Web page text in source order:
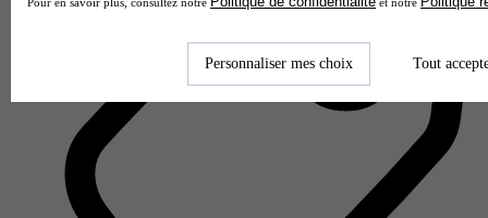
Personnaliser mes choix Tout